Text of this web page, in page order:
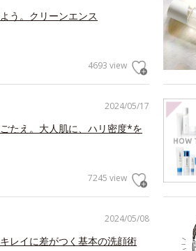
う。クリーンエンス
4693 view
2024/05/17
たえ。大人肌に、ハリ密度*を
7245 view
2024/05/08
レイに差がつく基本の洗顔術